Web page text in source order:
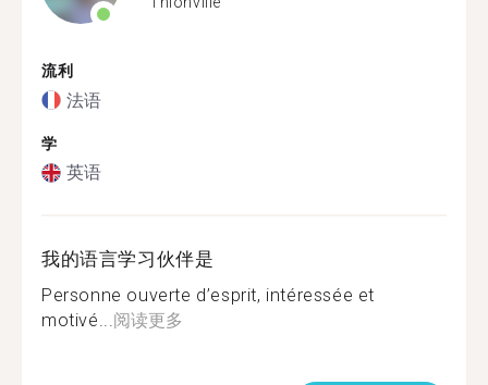
流利
法语
学
英语
我的语言学习伙伴是
Personne ouverte d’esprit, intéressée et
motivé...阅读更多